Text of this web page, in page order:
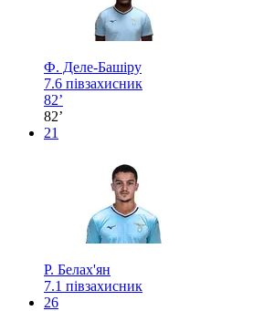
Ф. Деле-Башіру
7.6 півзахисник
82’
82’
21
Р. Белах'ян
7.1 півзахисник
26